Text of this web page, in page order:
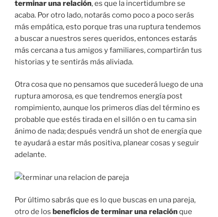
terminar una relación, es que la incertidumbre se
acaba. Por otro lado, notarás como poco a poco serás
más empática, esto porque tras una ruptura tendemos
a buscar a nuestros seres queridos, entonces estarás
más cercana a tus amigos y familiares, compartirán tus
historias y te sentirás más aliviada.
Otra cosa que no pensamos que sucederá luego de una
ruptura amorosa, es que tendremos energía post
rompimiento, aunque los primeros días del término es
probable que estés tirada en el sillón o en tu cama sin
ánimo de nada; después vendrá un shot de energía que
te ayudará a estar más positiva, planear cosas y seguir
adelante.
Por último sabrás que es lo que buscas en una pareja,
otro de los beneficios de terminar una relaciónque